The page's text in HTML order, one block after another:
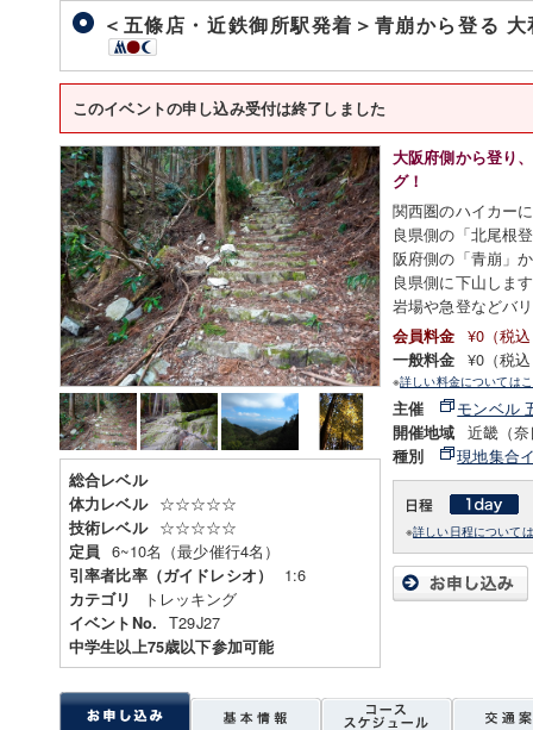
＜五條店・近鉄御所駅発着＞青崩から登る
このイベントの申し込み受付は終了しました
総合レベル
体力レベル
☆☆☆☆☆
技術レベル ☆☆☆☆☆
定員 6~10名（最少催行4名）
引率者比率（ガイドレシオ） 1:6
カテゴリ トレッキング
イベントNo. T29J27
中学生以上75歳以下参加可能
大阪府側から登り
グ！
関西圏のハイカー
良県側の「北尾根
阪府側の「青崩」
良県側に下山しま
岩場や急登などバ
会員料金 ¥0（税
一般料金 ¥0（税
※詳しい料金については
主催 モンベル
開催地域 近畿（
種別 現地集合
※詳しい日程について